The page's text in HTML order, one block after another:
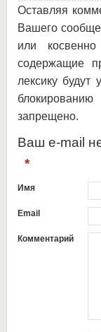
Оставляя
Вашего
или
содержащие
лексику
запрещено.
Ваш e-mail
*
Имя
Email
Комментарий